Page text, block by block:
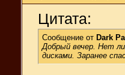
Цитата:
Сообщение от Dark
Добрый вечер. Нет
дисками. Заранее